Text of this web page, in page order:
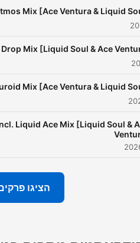
out!
Mix [Ace Ventura & Liquid
Mix [Liquid Soul & Ace
Mix [Ace Ventura & Liquid
Liquid Ace Mix [Liquid Soul &
הציגו